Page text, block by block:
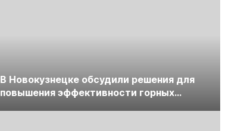
В Новокузнецке обсудили решения для
повышения эффективности горных